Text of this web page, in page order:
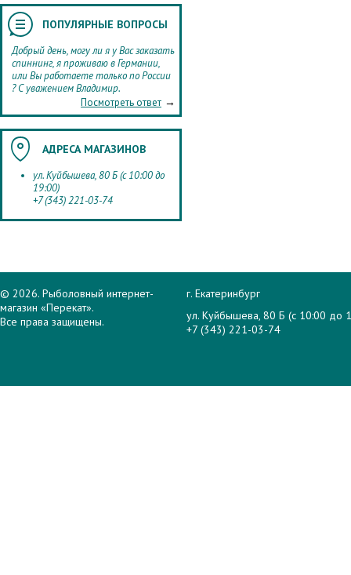
ПОПУЛЯРНЫЕ ВОПРОСЫ
Добрый день, могу ли я у Вас заказать
спиннинг, я проживаю в Германии,
или Вы работаете только по России
? С уважением Владимир.
Посмотреть ответ →
АДРЕСА МАГАЗИНОВ
ул. Куйбышева, 80 Б (с 10:00 до
19:00)
+7 (343) 221-03-74
© 2026. Рыболовный интернет-
магазин «Перекат».
Все права защищены.
г. Екатеринбург
ул. Куйбышева, 80 Б (с 10:00 до
+7 (343) 221-03-74